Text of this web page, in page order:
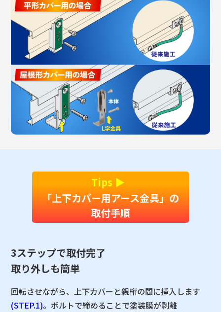
Tips ▶︎
「上下カバー用アース金具」の
取付手順
3ステップで取付完了
取り外しも簡単
回転させながら、上下カバーと親桁の間に挿入します
(STEP.1)。ボルトで締めることで塗装膜が剥離